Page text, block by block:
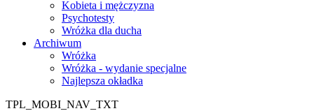
Kobieta i mężczyzna
Psychotesty
Wróżka dla ducha
Archiwum
Wróżka
Wróżka - wydanie specjalne
Najlepsza okładka
TPL_MOBI_NAV_TXT